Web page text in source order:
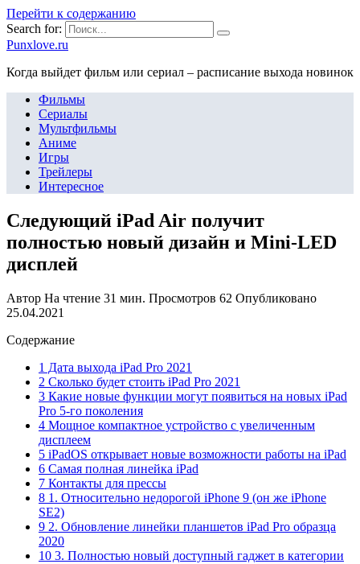
Перейти к содержанию
Search for:
Punxlove.ru
Когда выйдет фильм или сериал – расписание выхода новинок
Фильмы
Сериалы
Мультфильмы
Аниме
Игры
Трейлеры
Интересное
Следующий iPad Air получит
полностью новый дизайн и Mini-LED
дисплей
Автор На чтение 31 мин. Просмотров 62 Опубликовано
25.04.2021
Содержание
1 Дата выхода iPad Pro 2021
2 Сколько будет стоить iPad Pro 2021
3 Какие новые функции могут появиться на новых iPad
Pro 5-го поколения
4 Мощное компактное устройство с увеличенным
дисплеем
5 iPadOS открывает новые возможности работы на iPad
6 Самая полная линейка iPad
7 Контакты для прессы
8 1. Относительно недорогой iPhone 9 (он же iPhone
SE2)
9 2. Обновление линейки планшетов iPad Pro образца
2020
10 3. Полностью новый доступный гаджет в категории